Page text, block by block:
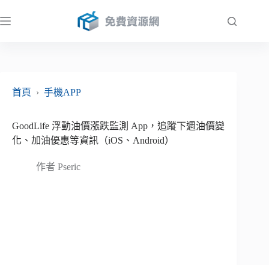
至
首頁
› 手機APP
GoodLife 浮動油價漲跌監測 App，追蹤下週油價變
化、加油優惠等資訊（iOS、Android）
作者 Pseric